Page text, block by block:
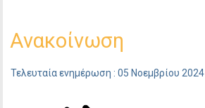
Ανακοίνωση
Τελευταία ενημέρωση : 05 Νοεμβρίου 2024